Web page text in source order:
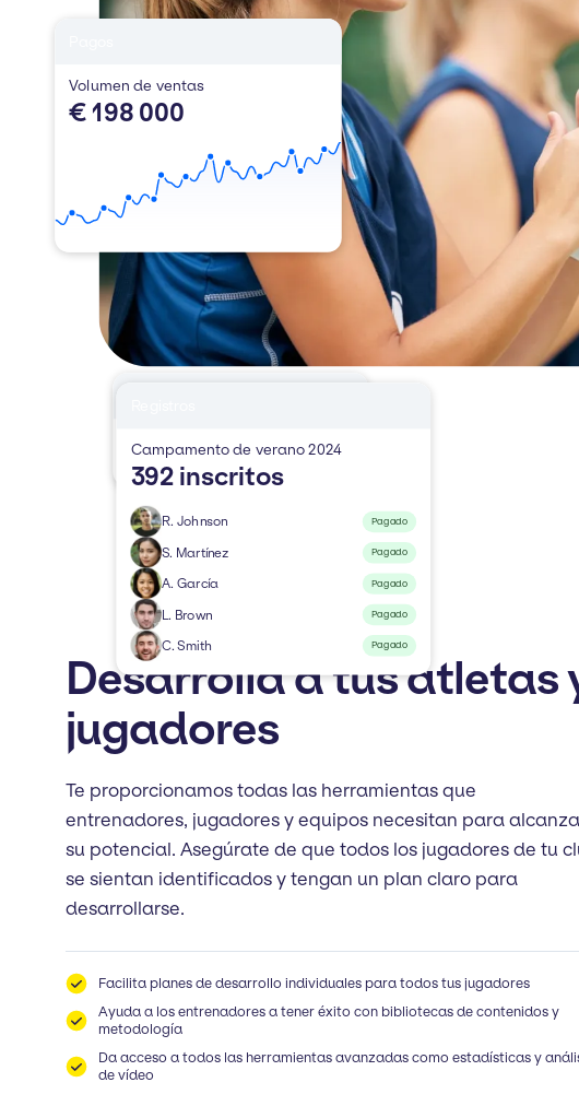
Volumen de ventas
€ 198 000
4 vencidos
2 incobrables
Campamento de verano 2024
392 inscritos
R. Johnson Pagado
S. Martínez Pagado
A. García Pagado
L. Brown Pagado
C. Smith Pagado
Desarrolla a tus atletas
jugadores
Te proporcionamos todas las herramientas que
entrenadores, jugadores y equipos necesitan para
su potencial. Asegúrate de que todos los jugadores de tu
se sientan identificados y tengan un plan claro para
desarrollarse.
Facilita planes de desarrollo individuales para todos tus jugadores
Ayuda a los entrenadores a tener éxito con bibliotecas de contenidos y
metodología
Da acceso a todos las herramientas avanzadas como estadísticas y
de vídeo